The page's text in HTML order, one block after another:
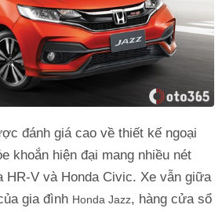
đánh giá cao về thiết kế ngoại
khoắn hiện đại mang nhiều nét
HR-V và Honda Civic. Xe vẫn giữa
gia đình Honda Jazz, hàng cửa sổ